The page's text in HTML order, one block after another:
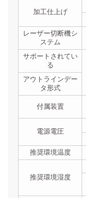
加工仕上げ
レーザー切断機シ
ステム
サポートされてい
る
アウトラインデー
タ形式
付属装置
電源電圧
推奨環境温度
推奨環境湿度